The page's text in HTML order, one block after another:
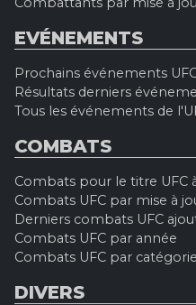
EVÉNEMENTS
Prochains événements
Résultats derniers
Tous les événements de
COMBATS
Combats pour le titre UFC
Combats UFC par mise à
Derniers combats UFC
Combats UFC par année
Combats UFC par
DIVERS